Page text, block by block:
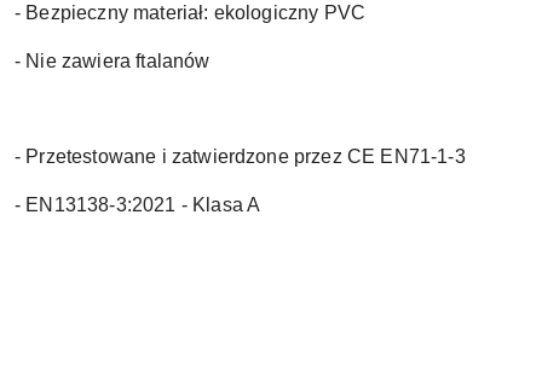
- Bezpieczny materiał: ekologiczny PVC
- Nie zawiera ftalanów
- Przetestowane i zatwierdzone przez CE EN71-1-3
- EN13138-3:2021 - Klasa A